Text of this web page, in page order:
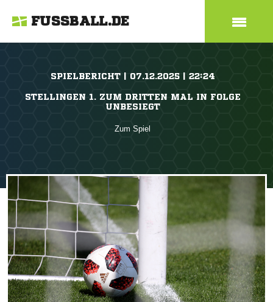
FUSSBALL.DE
SPIELBERICHT | 07.12.2025 | 22:24
STELLINGEN 1. ZUM DRITTEN MAL IN FOLGE
UNBESIEGT
Zum Spiel